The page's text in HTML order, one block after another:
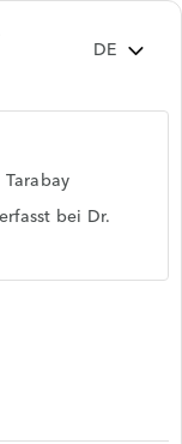
bei Dr.